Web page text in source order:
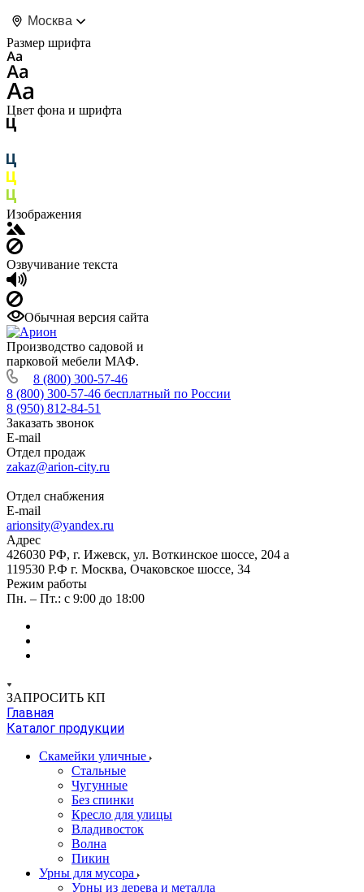
Москва
Размер шрифта
Цвет фона и шрифта
Изображения
Озвучивание текста
Обычная версия сайта
Производство садовой и
парковой мебели МАФ.
8 (800) 300-57-46
8 (800) 300-57-46 бесплатный по России
8 (950) 812-84-51
Заказать звонок
E-mail
Отдел продаж
zakaz@arion-city.ru
Отдел снабжения
E-mail
arionsity@yandex.ru
Адрес
426030 РФ, г. Ижевск, ул. Воткинское шоссе, 204 а
119530 Р.Ф г. Москва, Очаковское шоссе, 34
Режим работы
Пн. – Пт.: с 9:00 до 18:00
ЗАПРОСИТЬ КП
Главная
Каталог продукции
Скамейки уличные
Стальные
Чугунные
Без спинки
Кресло для улицы
Владивосток
Волна
Пикин
Урны для мусора
Урны из дерева и металла